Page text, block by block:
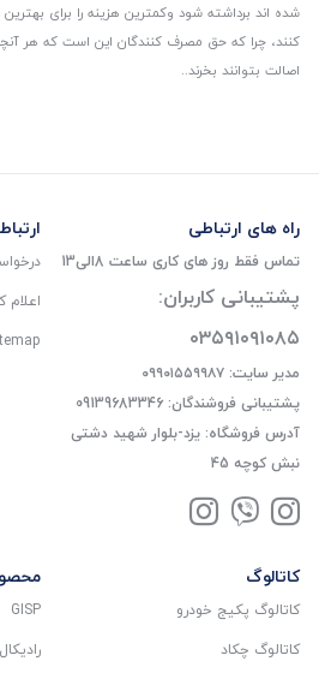
شده اند برداشته شود و‌کمترین هزینه را برای
کنند، چرا که حق مصرف کنندگان این است که هر
اصالت بتوانند بخرند..
راه های ارتباطی
تماس فقط روز های کاری ساعت 8الی13
پشتیبانی کاربران:
۰۳۵۹۱۰۹۱۰۸۵
مدیر سایت: ۰۹۹۰۱۵۵۹۹۸۷
پشتیبانی فروشندگان: 09139683346
آدرس فروشگاه: یزد-بلوار شهید دشتی
نبش کوچه 45
اعلام
کاتالوگ
کاتالوگ پکیج خودرو
کاتالوگ چکاد
GISP
رادیکال